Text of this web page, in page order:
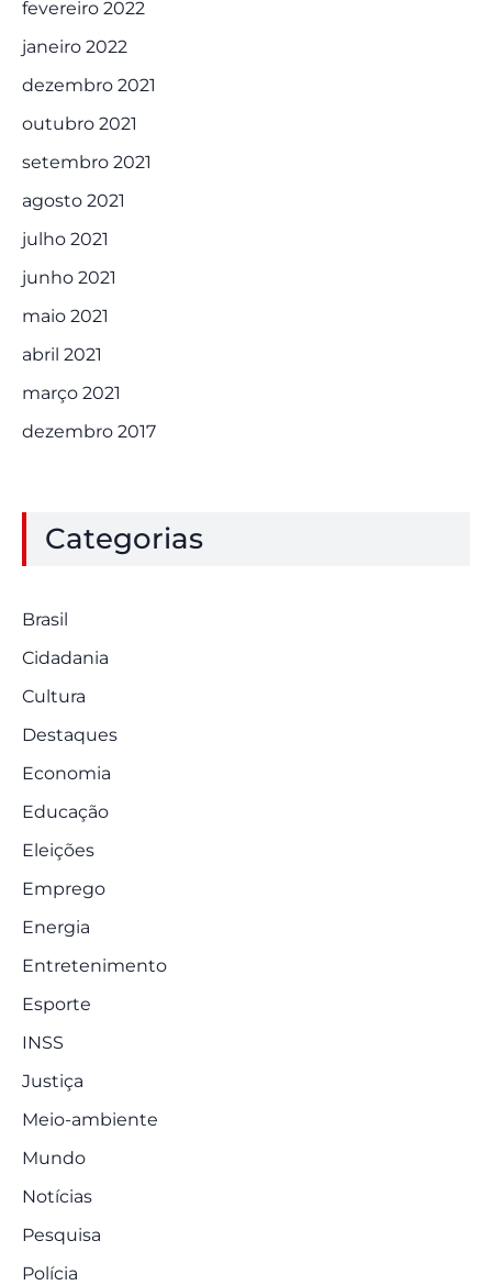
fevereiro 2022
janeiro 2022
dezembro 2021
outubro 2021
setembro 2021
agosto 2021
julho 2021
junho 2021
maio 2021
abril 2021
março 2021
dezembro 2017
Categorias
Brasil
Cidadania
Cultura
Destaques
Economia
Educação
Eleições
Emprego
Energia
Entretenimento
Esporte
INSS
Justiça
Meio-ambiente
Mundo
Notícias
Pesquisa
Polícia